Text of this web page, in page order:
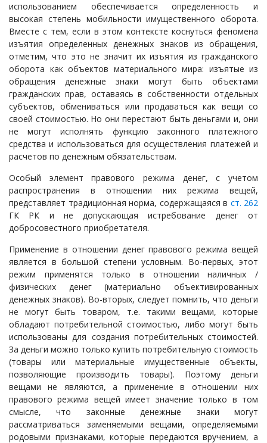
использованием обеспечивается определенность и
высокая степень мобильности имущественного оборота.
Вместе с тем, если в этом контексте коснуться феномена
изъятия определенных денежных знаков из обращения,
отметим, что это не значит их изъятия из гражданского
оборота как объектов материального мира: изъятые из
обращения денежные знаки могут быть объектами
гражданских прав, оставаясь в собственности отдельных
субъектов, обмениваться или продаваться как вещи со
своей стоимостью. Но они перестают быть деньгами и, они
не могут исполнять функцию законного платежного
средства и использоваться для осуществления платежей и
расчетов по денежным обязательствам.
Особый элемент правового режима денег, с учетом
распространения в отношении них режима вещей,
представляет традиционная норма, содержащаяся в ст. 262
ГК РК и не допускающая истребование денег от
добросовестного приобретателя.
Применение в отношении денег правового режима вещей
является в большой степени условным. Во-первых, этот
режим применятся только в отношении наличных /
физических денег (материально объективированных
денежных знаков). Во-вторых, следует помнить, что деньги
не могут быть товаром, т.е. такими вещами, которые
обладают потребительной стоимостью, либо могут быть
использованы для создания потребительных стоимостей.
За деньги можно только купить потребительную стоимость
(товары или материальные имущественные объекты,
позволяющие производить товары). Поэтому деньги
вещами не являются, а применение в отношении них
правового режима вещей имеет значение только в том
смысле, что законные денежные знаки могут
рассматриваться заменяемыми вещами, определяемыми
родовыми признаками, которые передаются вручением, а